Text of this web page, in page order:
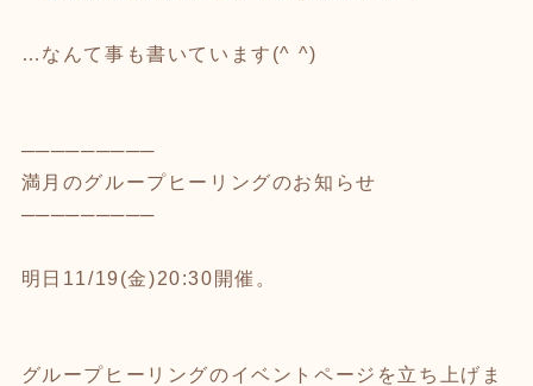
…なんて事も書いています(^ ^)
─────────
満月のグループヒーリングのお知らせ
─────────
明日11/19(金)20:30開催。
グループヒーリングのイベントページを立ち上げま